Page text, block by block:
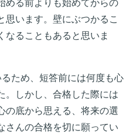
める前よりも始めてからの
思います。壁にぶつかるこ
なることもあると思いま
ため、短答前には何度も心
。しかし、合格した際には
の底から思える、将来の選
さんの合格を切に願ってい